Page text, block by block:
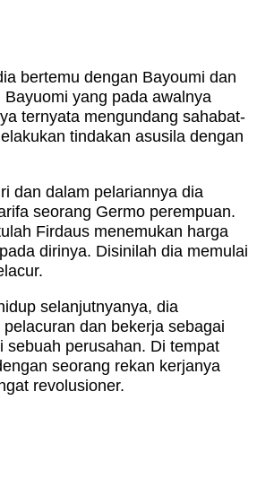
bertemu dengan Bayoumi dan
yang pada awalnya
ternyata mengundang sahabat-
tindakan asusila dengan
dan dalam pelariannya dia
seorang Germo perempuan.
Firdaus menemukan harga
dirinya. Disinilah dia memulai
selanjutnyanya, dia
dan bekerja sebagai
sebuah perusahan. Di tempat
seorang rekan kerjanya
revolusioner.